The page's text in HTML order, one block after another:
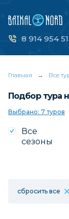
8 914 954
Главная → Все
Подбор тура
Выбрано: 7 туров
Все
сезоны
сбросить все